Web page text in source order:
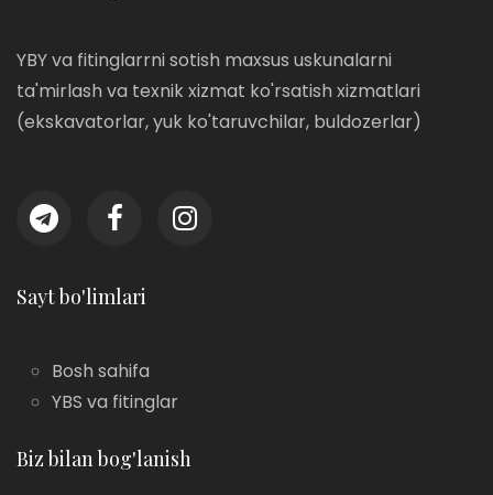
YBY va fitinglarrni sotish maxsus uskunalarni
ta'mirlash va texnik xizmat ko'rsatish xizmatlari
(ekskavatorlar, yuk ko'taruvchilar, buldozerlar)
Sayt bo'limlari
Bosh sahifa
YBS va fitinglar
Biz bilan bog'lanish